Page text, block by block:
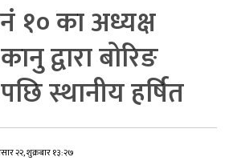
१० का अध्यक्ष
द्वारा बोरिङ
स्थानीय हर्षित
२२, शुक्रबार १३:२७